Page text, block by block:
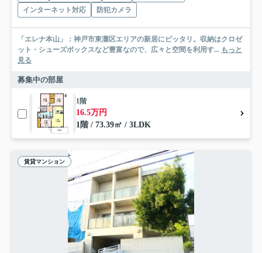
インターネット対応
防犯カメラ
「エレナ本山」：神戸市東灘区エリアの新居にピッタリ。収納はクロゼ
ット・シューズボックスなど豊富なので、広々と空間を利用す... もっと
見る
募集中の部屋
1階
16.5万円
1階 / 73.39㎡ / 3LDK
賃貸マンション